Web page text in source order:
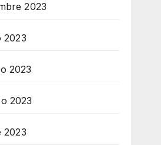
2023
2023
2023
2023
2023